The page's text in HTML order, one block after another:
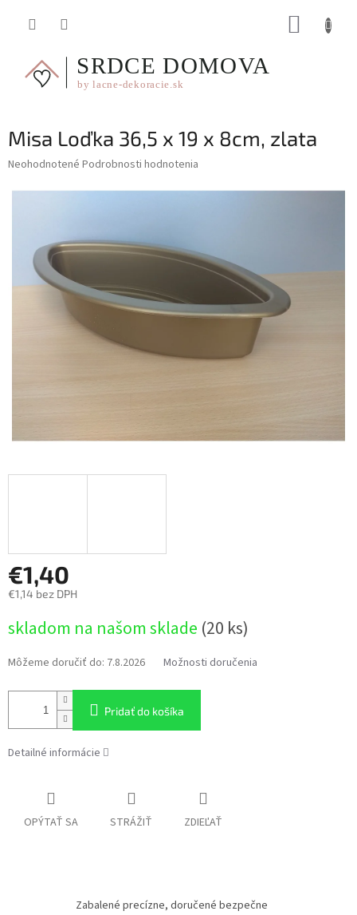
Misa Loďka 36,5 x 19 x 8cm, zlata
Priemerné
produktu
hviezdičiek.
Neohodnotené Podrobnosti hodnotenia
€1,40
€1,14 bez DPH
cena:
skladom na našom sklade (20 ks)
Môžeme doručiť do: 7.8.2026 Možnosti doručenia
Pridať do košíka
Detailné informácie
OPÝTAŤ SA STRÁŽIŤ ZDIEĽAŤ
Zabalené precízne, doručené bezpečne